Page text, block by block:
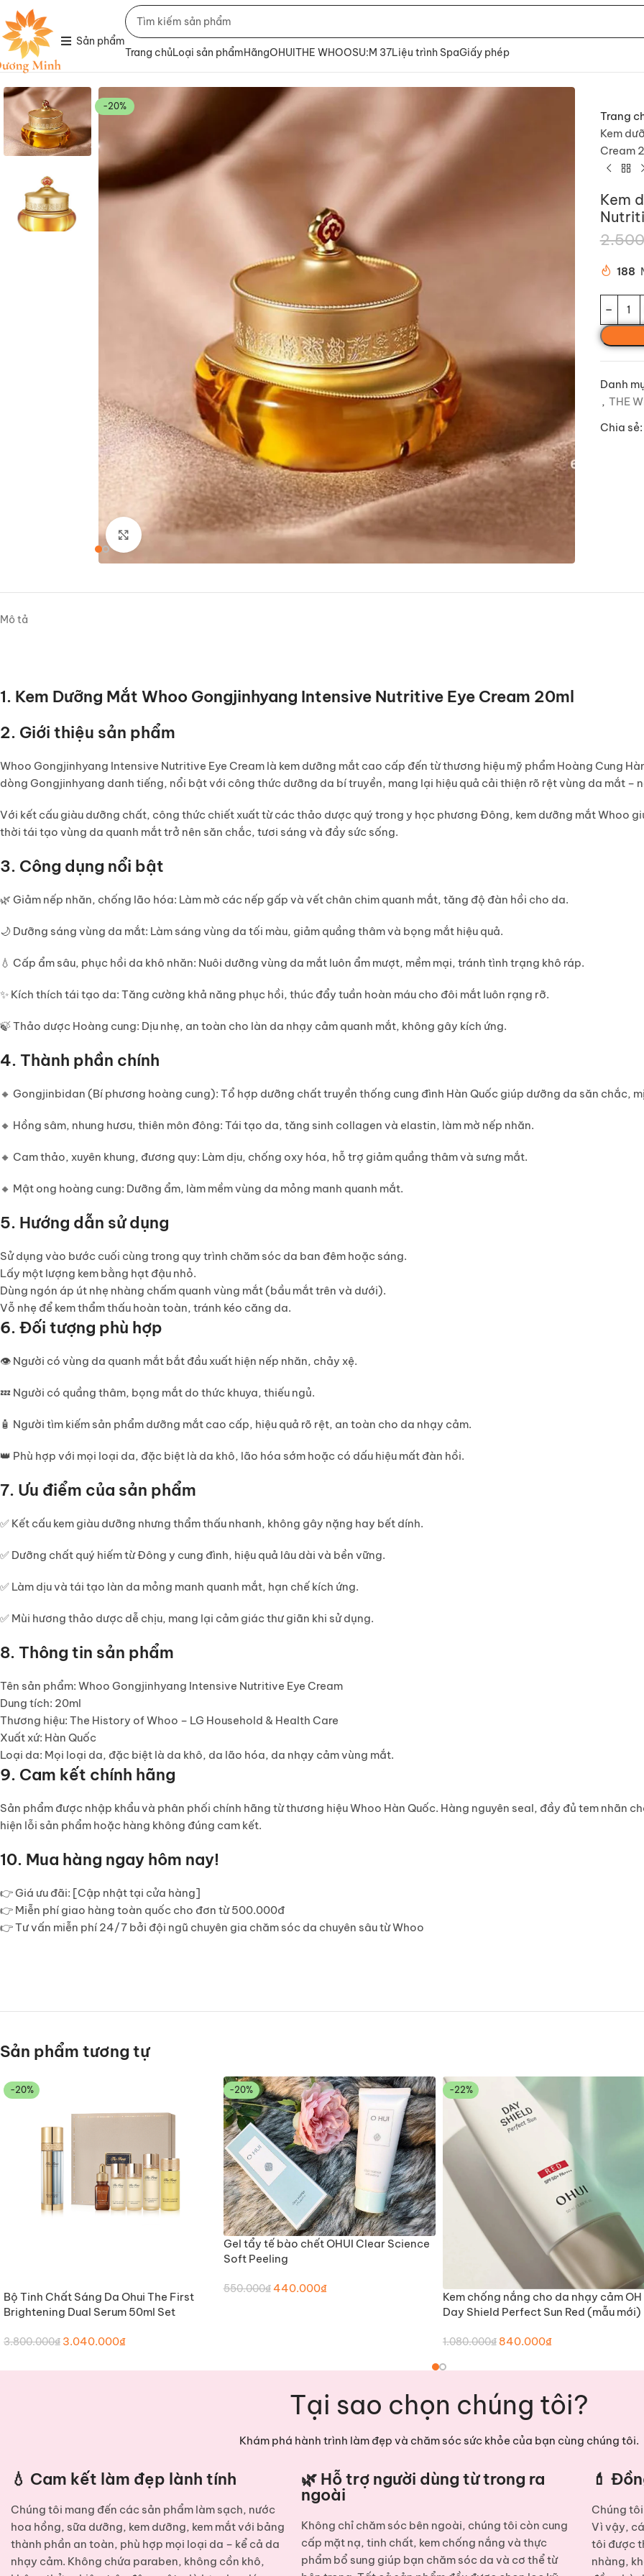
Sản phẩm
Trang chủLoại sản phẩmHãngOHUITHE WHOOSU:M 37Liệu trình SpaGiấy phép
-20%
Nhấp để phóng to
Trang
Kem
Cream
Kem
188
Danh
, THE
Chia sẻ:
Mô tả
1. Kem Dưỡng Mắt Whoo Gongjinhyang Intensive Nutritive Eye Cream 20ml
2. Giới thiệu sản phẩm
Whoo Gongjinhyang Intensive Nutritive Eye Cream là kem dưỡng mắt cao cấp đến từ thương hiệu mỹ phẩm Hoàng Cung
dòng Gongjinhyang danh tiếng, nổi bật với công thức dưỡng da bí truyền, mang lại hiệu quả cải thiện rõ rệt vùng da mắt –
Với kết cấu giàu dưỡng chất, công thức chiết xuất từ các thảo dược quý trong y học phương Đông, kem dưỡng mắt Whoo
thời tái tạo vùng da quanh mắt trở nên săn chắc, tươi sáng và đầy sức sống.
3. Công dụng nổi bật
🌿 Giảm nếp nhăn, chống lão hóa: Làm mờ các nếp gấp và vết chân chim quanh mắt, tăng độ đàn hồi cho da.
🌙 Dưỡng sáng vùng da mắt: Làm sáng vùng da tối màu, giảm quầng thâm và bọng mắt hiệu quả.
💧 Cấp ẩm sâu, phục hồi da khô nhăn: Nuôi dưỡng vùng da mắt luôn ẩm mượt, mềm mại, tránh tình trạng khô ráp.
✨ Kích thích tái tạo da: Tăng cường khả năng phục hồi, thúc đẩy tuần hoàn máu cho đôi mắt luôn rạng rỡ.
🍃 Thảo dược Hoàng cung: Dịu nhẹ, an toàn cho làn da nhạy cảm quanh mắt, không gây kích ứng.
4. Thành phần chính
🔸 Gongjinbidan (Bí phương hoàng cung): Tổ hợp dưỡng chất truyền thống cung đình Hàn Quốc giúp dưỡng da săn chắc,
🔸 Hồng sâm, nhung hươu, thiên môn đông: Tái tạo da, tăng sinh collagen và elastin, làm mờ nếp nhăn.
🔸 Cam thảo, xuyên khung, đương quy: Làm dịu, chống oxy hóa, hỗ trợ giảm quầng thâm và sưng mắt.
🔸 Mật ong hoàng cung: Dưỡng ẩm, làm mềm vùng da mỏng manh quanh mắt.
5. Hướng dẫn sử dụng
Sử dụng vào bước cuối cùng trong quy trình chăm sóc da ban đêm hoặc sáng.
Lấy một lượng kem bằng hạt đậu nhỏ.
Dùng ngón áp út nhẹ nhàng chấm quanh vùng mắt (bầu mắt trên và dưới).
Vỗ nhẹ để kem thẩm thấu hoàn toàn, tránh kéo căng da.
6. Đối tượng phù hợp
👁️ Người có vùng da quanh mắt bắt đầu xuất hiện nếp nhăn, chảy xệ.
💤 Người có quầng thâm, bọng mắt do thức khuya, thiếu ngủ.
🧴 Người tìm kiếm sản phẩm dưỡng mắt cao cấp, hiệu quả rõ rệt, an toàn cho da nhạy cảm.
👑 Phù hợp với mọi loại da, đặc biệt là da khô, lão hóa sớm hoặc có dấu hiệu mất đàn hồi.
7. Ưu điểm của sản phẩm
✅ Kết cấu kem giàu dưỡng nhưng thẩm thấu nhanh, không gây nặng hay bết dính.
✅ Dưỡng chất quý hiếm từ Đông y cung đình, hiệu quả lâu dài và bền vững.
✅ Làm dịu và tái tạo làn da mỏng manh quanh mắt, hạn chế kích ứng.
✅ Mùi hương thảo dược dễ chịu, mang lại cảm giác thư giãn khi sử dụng.
8. Thông tin sản phẩm
Tên sản phẩm: Whoo Gongjinhyang Intensive Nutritive Eye Cream
Dung tích: 20ml
Thương hiệu: The History of Whoo – LG Household & Health Care
Xuất xứ: Hàn Quốc
Loại da: Mọi loại da, đặc biệt là da khô, da lão hóa, da nhạy cảm vùng mắt.
9. Cam kết chính hãng
Sản phẩm được nhập khẩu và phân phối chính hãng từ thương hiệu Whoo Hàn Quốc. Hàng nguyên seal, đầy đủ tem nhãn
hiện lỗi sản phẩm hoặc hàng không đúng cam kết.
10. Mua hàng ngay hôm nay!
👉Giá ưu đãi: [Cập nhật tại cửa hàng]
👉 Miễn phí giao hàng toàn quốc cho đơn từ 500.000đ
👉Tư vấn miễn phí 24/7 bởi đội ngũ chuyên gia chăm sóc da chuyên sâu từ Whoo
Sản phẩm tương tự
-20%
THÊM VÀO GIỎ HÀNG
Bộ Tinh Chất Sáng Da Ohui The First
Brightening Dual Serum 50ml Set
3.800.000₫ 3.040.000₫
-20%
THÊM VÀO GIỎ HÀNG
Gel tẩy tế bào chết OHUI Clear Science
Soft Peeling
550.000₫440.000₫
-22%
THÊM VÀO GIỎ HÀNG
Kem chống nắng cho da nhạy cảm OH
Day Shield Perfect Sun Red (mẫu mới)
1.080.000₫ 840.000₫
Tại sao chọn chúng tôi?
Khám phá hành trình làm đẹp và chăm sóc sức khỏe của bạn cùng chúng tôi.
💧 Cam kết làm đẹp lành tính
Chúng tôi mang đến các sản phẩm làm sạch, nước
hoa hồng, sữa dưỡng, kem dưỡng, kem mắtvới bảng
thành phần an toàn, phù hợp mọi loại da – kể cả da
nhạy cảm. Không chứa paraben, không cồn khô,
🌿 Hỗ trợ người dùng từ trong ra
ngoài
Không chỉ chăm sóc bên ngoài, chúng tôi còn cung
cấp mặt nạ, tinh chất, kem chống nắng và thực
phẩm bổ sung giúp bạn chăm sóc da và cơ thể từ
💄
Chúng
Vì vậy,
tôi được
nhàng,